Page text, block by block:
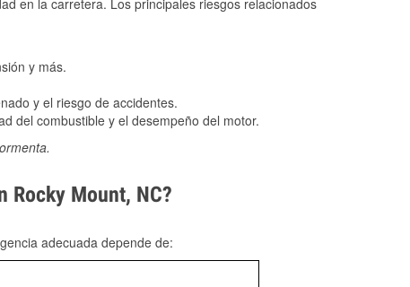
en la carretera. Los principales riesgos relacionados
y más.
y el riesgo de accidentes.
del combustible y el desempeño del motor.
Rocky Mount, NC?
adecuada depende de: